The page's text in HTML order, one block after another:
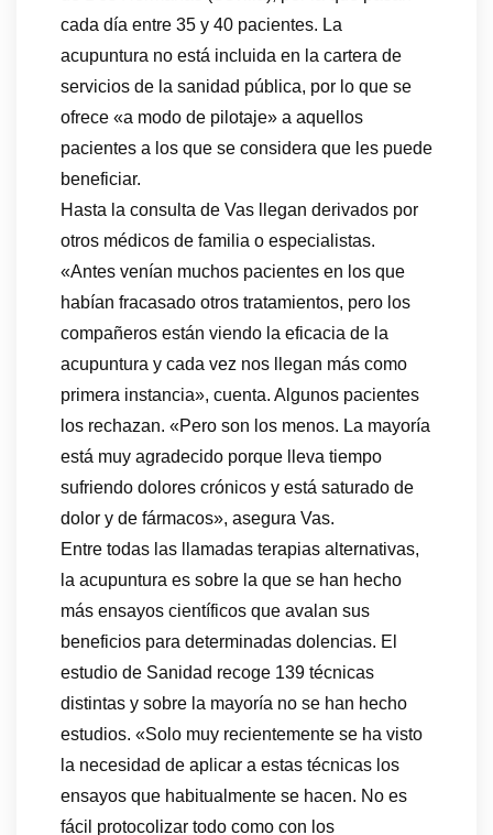
cada día entre 35 y 40 pacientes. La
acupuntura no está incluida en la cartera de
servicios de la sanidad pública, por lo que se
ofrece «a modo de pilotaje» a aquellos
pacientes a los que se considera que les puede
beneficiar.
Hasta la consulta de Vas llegan derivados por
otros médicos de familia o especialistas.
«Antes venían muchos pacientes en los que
habían fracasado otros tratamientos, pero los
compañeros están viendo la eficacia de la
acupuntura y cada vez nos llegan más como
primera instancia», cuenta. Algunos pacientes
los rechazan. «Pero son los menos. La mayoría
está muy agradecido porque lleva tiempo
sufriendo dolores crónicos y está saturado de
dolor y de fármacos», asegura Vas.
Entre todas las llamadas terapias alternativas,
la acupuntura es sobre la que se han hecho
más ensayos científicos que avalan sus
beneficios para determinadas dolencias. El
estudio de Sanidad recoge 139 técnicas
distintas y sobre la mayoría no se han hecho
estudios. «Solo muy recientemente se ha visto
la necesidad de aplicar a estas técnicas los
ensayos que habitualmente se hacen. No es
fácil protocolizar todo como con los